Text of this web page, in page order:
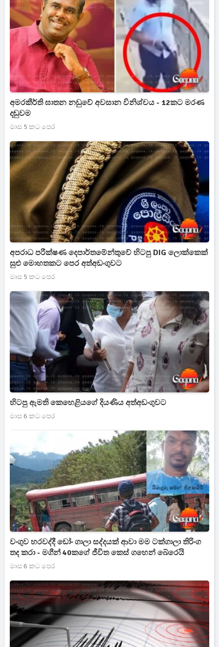
අමරකීර්ති ඝාතන නඩුවේ අවසාන විනිශ්චය - 12කට මරණ
දඬුවම
මාස 5 කට පෙර
අපරාධ පරීක්ෂණ දෙපාර්තමේන්තුවේ හිටපු DIG ලොක්කෙක්
සුළු මොහතකට පෙර අත්අඩංගුවට
මාස 5 කට පෙර
හිටපු ඇමති කෙහෙළියගේ දියණිය අත්අඩංගුවට
මාස 6 කට පෙර
වංගුව හරවද්දී ඩෝං ගාලා සද්දයක් ආවා මම ටක්ගාලා තිරිංග
තද කරා - මගීන් 40කගේ ජීවිත කෙස් ගහෙන් බේරෙයි
මාස 6 කට පෙර